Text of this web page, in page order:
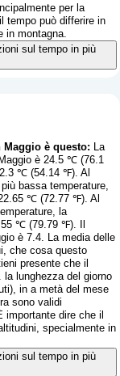
per la
tempo può differire in
in montagna.
sul tempo in più
Maggio è questo: La
è 24.5 ℃ (76.1
℃ (54.14 ℉). Al
bassa temperature,
℃ (72.77 ℉). Al
la
℃ (79.79 ℉). Il
è 7.4. La media delle
che cosa questo
presente che il
la lunghezza del giorno
in a metà del mese
sono validi
dire che il
specialmente in
sul tempo in più